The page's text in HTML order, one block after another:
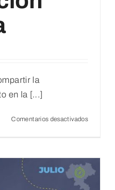
la
en la [...]
Comentarios desactivadosen